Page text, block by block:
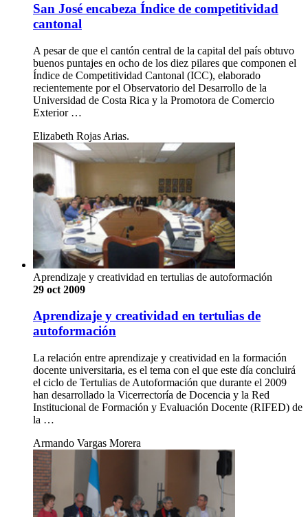
San José encabeza Índice de competitividad
cantonal
A pesar de que el cantón central de la capital del país obtuvo
buenos puntajes en ocho de los diez pilares que componen el
Índice de Competitividad Cantonal (ICC), elaborado
recientemente por el Observatorio del Desarrollo de la
Universidad de Costa Rica y la Promotora de Comercio
Exterior …
Elizabeth Rojas Arias.
Aprendizaje y creatividad en tertulias de autoformación
29 oct 2009
Aprendizaje y creatividad en tertulias de
autoformación
La relación entre aprendizaje y creatividad en la formación
docente universitaria, es el tema con el que este día concluirá
el ciclo de Tertulias de Autoformación que durante el 2009
han desarrollado la Vicerrectoría de Docencia y la Red
Institucional de Formación y Evaluación Docente (RIFED) de
la …
Armando Vargas Morera